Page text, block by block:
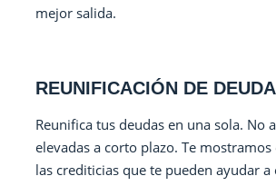
mejor salida.
REUNIFICACIÓN DE
Reunifica tus deudas en una sola. No
elevadas a corto plazo. Te
las crediticias que te pueden ayudar